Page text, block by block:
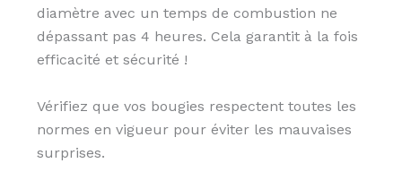
diamètre avec un temps de combustion ne
dépassant pas 4 heures. Cela garantit à la fois
efficacité et sécurité !
Vérifiez que vos bougies respectent toutes les
normes en vigueur pour éviter les mauvaises
surprises.